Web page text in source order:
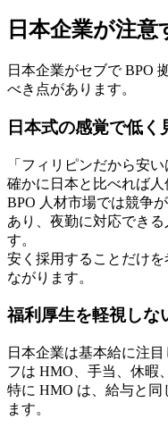
日本企業が注
日本企業がセブで BPO
べき点があります。
日本式の感覚で低く
「フィリピンだから安
確かに日本と比べれば
BPO 人材市場では競争
あり、夜勤に対応でき
す。
安く採用することだけ
ながります。
福利厚生を軽視しな
日本企業は基本給に注
フは HMO、手当、休暇
特に HMO は、給与と同
ます。